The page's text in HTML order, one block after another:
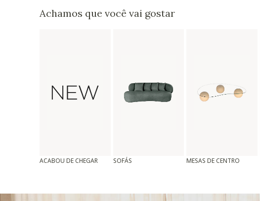
Achamos que você vai gostar
ACABOU DE CHEGAR SOFÁS MESAS DE CENTRO